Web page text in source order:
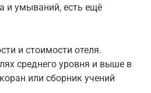
и умываний, есть ещё
и стоимости отеля.
среднего уровня и выше в
или сборник учений